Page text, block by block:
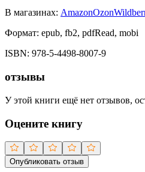
В магазинах: AmazonOzon
Формат: epub, fb2, pdfRead, mobi
ISBN: 978-5-4498-8007-9
отзывы
У этой книги ещё нет отзывов,
Оцените книгу
Опубликовать отзыв